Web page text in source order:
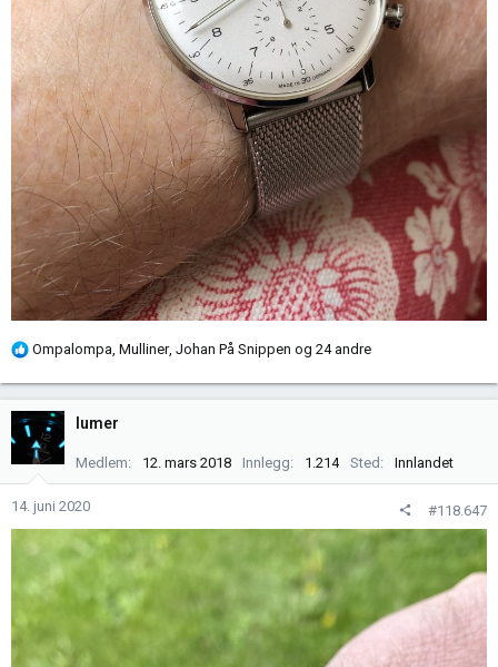
R
k
s
j
n
e
Ompalompa Mulliner, Johan På Snippen og 24 andre
lumer
Medlem 12. mars 2018 Innlegg 1.214 Sted Innlandet
14. juni 2020 #118.647